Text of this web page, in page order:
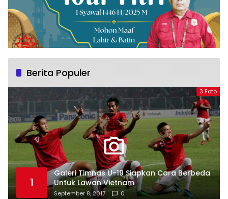
Berita Populer
3 Foto
1
Galeri Timnas U-19 Siapkan Cara Berbeda
Untuk Lawan Vietnam
September 8, 2017 0